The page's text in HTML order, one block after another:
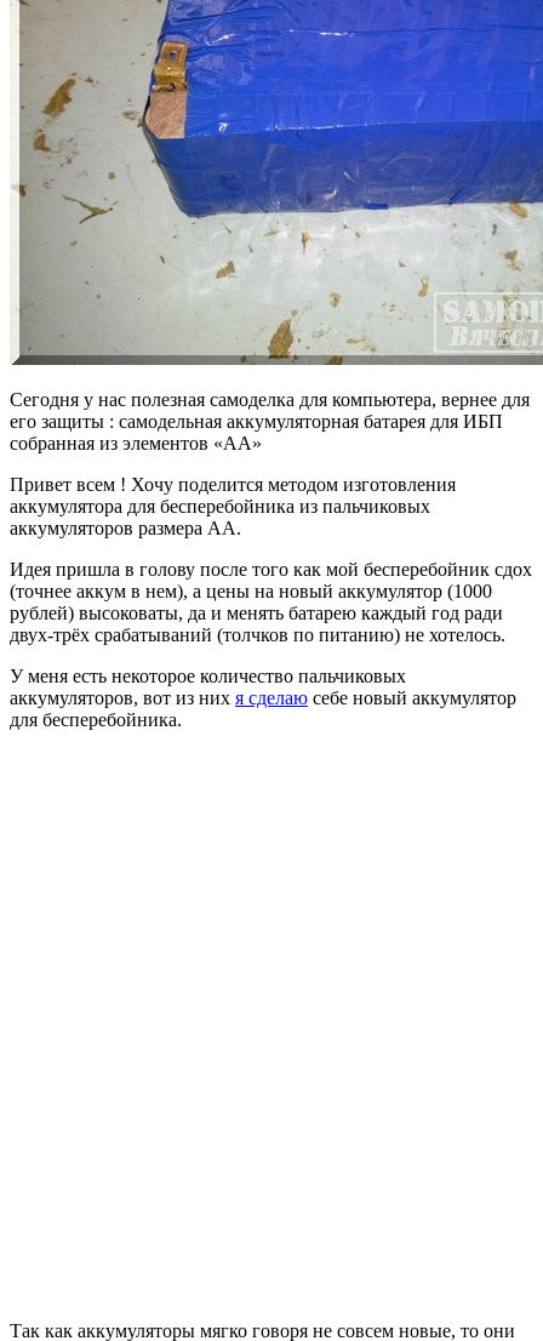
Сегодня у нас полезная самоделка для компьютера, вернее для
его защиты : самодельная аккумуляторная батарея для ИБП
собранная из элементов «АА»
Привет всем ! Хочу поделится методом изготовления
аккумулятора для бесперебойника из пальчиковых
аккумуляторов размера АА.
Идея пришла в голову после того как мой бесперебойник сдох
(точнее аккум в нем), а цены на новый аккумулятор (1000
рублей) высоковаты, да и менять батарею каждый год ради
двух-трёх срабатываний (толчков по питанию) не хотелось.
У меня есть некоторое количество пальчиковых
аккумуляторов, вот из них я сделаю себе новый аккумулятор
для бесперебойника.
Так как аккумуляторы мягко говоря не совсем новые, то они